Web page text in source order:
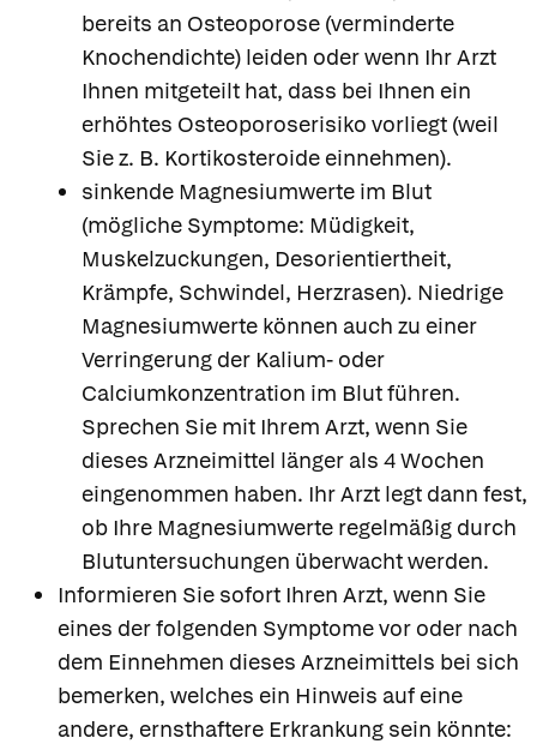
bereits an Osteoporose (verminderte
Knochendichte) leiden oder wenn Ihr Arzt
Ihnen mitgeteilt hat, dass bei Ihnen ein
erhöhtes Osteoporoserisiko vorliegt (weil
Sie z. B. Kortikosteroide einnehmen).
sinkende Magnesiumwerte im Blut
(mögliche Symptome: Müdigkeit,
Muskelzuckungen, Desorientiertheit,
Krämpfe, Schwindel, Herzrasen). Niedrige
Magnesiumwerte können auch zu einer
Verringerung der Kalium- oder
Calciumkonzentration im Blut führen.
Sprechen Sie mit Ihrem Arzt, wenn Sie
dieses Arzneimittel länger als 4 Wochen
eingenommen haben. Ihr Arzt legt dann fest,
ob Ihre Magnesiumwerte regelmäßig durch
Blutuntersuchungen überwacht werden.
Informieren Sie sofort Ihren Arzt, wenn Sie
eines der folgenden Symptome vor oder nach
dem Einnehmen dieses Arzneimittels bei sich
bemerken, welches ein Hinweis auf eine
andere, ernsthaftere Erkrankung sein könnte: